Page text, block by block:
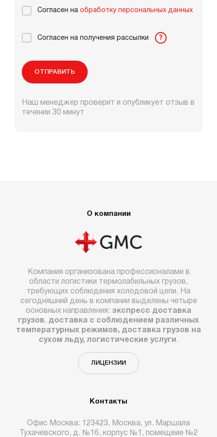
Согласен на обработку персональных данных
Согласен на получения рассылки ?
ОТПРАВИТЬ
Наш менеджер проверит и опубликует отзыв в
течении 30 минут
О компании
Компания организована профессионалами в
области логистики термолабильных грузов,
требующих соблюдения холодовой цепи. На
сегодняшний день в компании выделены четыре
основных направления: экспресс доставка
грузов, доставка с соблюдением различных
температурных режимов, доставка грузов на
сухом льду, логистические услуги .
ЛИЦЕНЗИИ
Контакты
Офис Москва: 123423, Москва, ул. Маршала
Тухачевского, д. №16, корпус №1, помещеие №2